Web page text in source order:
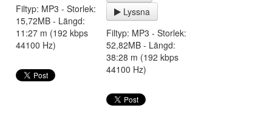
Filtyp: MP3 - Storlek:
15,72MB - Längd:
11:27 m (192 kbps
44100 Hz)
Lyssna
Filtyp: MP3 - Storlek:
52,82MB - Längd:
38:28 m (192 kbps
44100 Hz)